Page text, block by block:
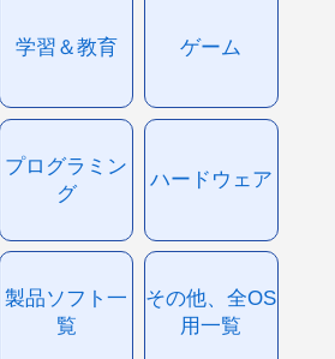
学習＆教育 ゲーム
プログラミン
グ
ハードウェア
製品ソフト一
覧
その他、全OS
用一覧